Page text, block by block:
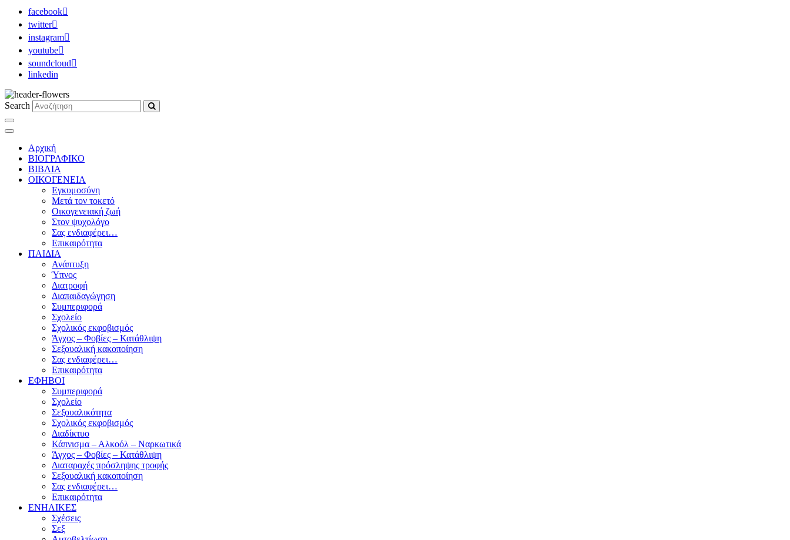
facebook
twitter
instagram
youtube
soundcloud
linkedin
Search
Αρχική
ΒΙΟΓΡΑΦΙΚΟ
ΒΙΒΛΙΑ
ΟΙΚΟΓΕΝΕΙΑ
Εγκυμοσύνη
Μετά τον τοκετό
Οικογενειακή ζωή
Στον ψυχολόγο
Σας ενδιαφέρει…
Επικαιρότητα
ΠΑΙΔΙΑ
Ανάπτυξη
Ύπνος
Διατροφή
Διαπαιδαγώγηση
Συμπεριφορά
Σχολείο
Σχολικός εκφοβισμός
Άγχος – Φοβίες – Κατάθλιψη
Σεξουαλική κακοποίηση
Σας ενδιαφέρει…
Επικαιρότητα
ΕΦΗΒΟΙ
Συμπεριφορά
Σχολείο
Σεξουαλικότητα
Σχολικός εκφοβισμός
Διαδίκτυο
Κάπνισμα – Αλκοόλ – Ναρκωτικά
Άγχος – Φοβίες – Κατάθλιψη
Διαταραχές πρόσληψης τροφής
Σεξουαλική κακοποίηση
Σας ενδιαφέρει…
Επικαιρότητα
ΕΝΗΛΙΚΕΣ
Σχέσεις
Σεξ